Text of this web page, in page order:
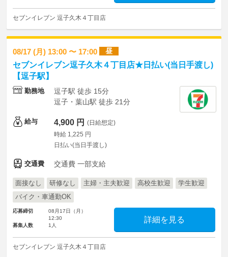
セブンイレブン 逗子久木４丁目店
08/17 (月) 13:00 〜 17:00 昼
セブンイレブン逗子久木４丁目店★日払い(当日手渡し)
【逗子駅】
勤務地
逗子駅 徒歩 15分
逗子・葉山駅 徒歩 21分
給与 4,900 円 (日給想定)
時給 1,225 円
日払い(当日手渡し)
交通費 交通費 一部支給
面接なし 研修なし 主婦・主夫歓迎 高校生歓迎
学生歓迎
バイク・車通勤OK
応募締切
08月17日（月）
12:30
募集人数
1人
詳細を見る
セブンイレブン 逗子久木４丁目店